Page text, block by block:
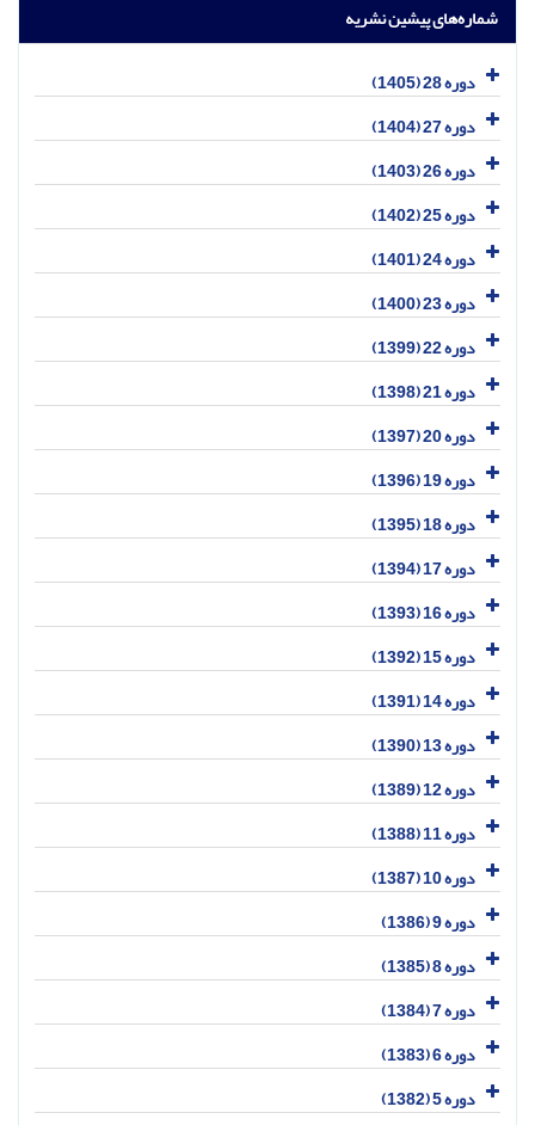
شماره‌های پیشین نشریه
دوره 28 (1405)
دوره 27 (1404)
دوره 26 (1403)
دوره 25 (1402)
دوره 24 (1401)
دوره 23 (1400)
دوره 22 (1399)
دوره 21 (1398)
دوره 20 (1397)
دوره 19 (1396)
دوره 18 (1395)
دوره 17 (1394)
دوره 16 (1393)
دوره 15 (1392)
دوره 14 (1391)
دوره 13 (1390)
دوره 12 (1389)
دوره 11 (1388)
دوره 10 (1387)
دوره 9 (1386)
دوره 8 (1385)
دوره 7 (1384)
دوره 6 (1383)
دوره 5 (1382)